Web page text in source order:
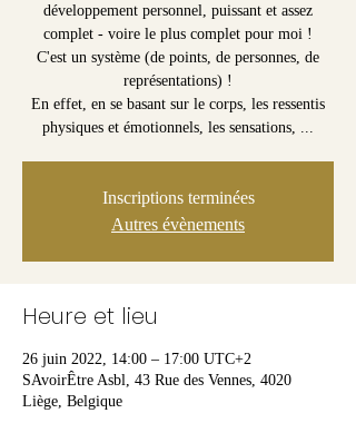
développement personnel, puissant et assez
complet - voire le plus complet pour moi !
C'est un système (de points, de personnes, de
représentations) !
En effet, en se basant sur le corps, les ressentis
physiques et émotionnels, les sensations, ...
Inscriptions terminées
Autres évènements
Heure et lieu
26 juin 2022, 14:00 – 17:00 UTC+2
SAvoirÊtre Asbl, 43 Rue des Vennes, 4020
Liège, Belgique